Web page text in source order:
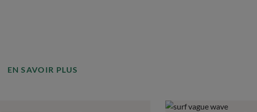
EN SAVOIR PLUS